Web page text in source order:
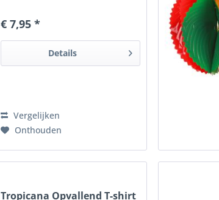
sfeer. Modieus deurgordijn van
€ 7,95 *
Details
Vergelijken
Onthouden
Tropicana Opvallend T-shirt